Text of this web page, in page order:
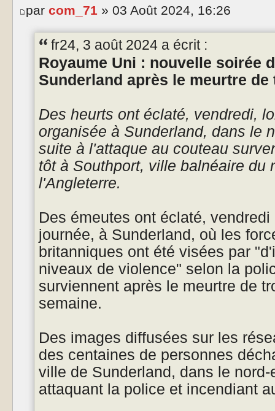
par com_71 » 03 Août 2024, 16:26
fr24, 3 août 2024 a écrit :
Royaume Uni : nouvelle soirée
Sunderland après le meurtre
Des heurts ont éclaté, vendredi,
organisée à Sunderland, dans le
suite à l'attaque au couteau
tôt à Southport, ville balnéaire du
l'Angleterre.
Des émeutes ont éclaté,
journée, à Sunderland, où les
britanniques ont été visées par
niveaux de violence" selon la
surviennent après le meurtre de
semaine.
Des images diffusées sur les
des centaines de personnes
ville de Sunderland, dans le
attaquant la police et incendiant